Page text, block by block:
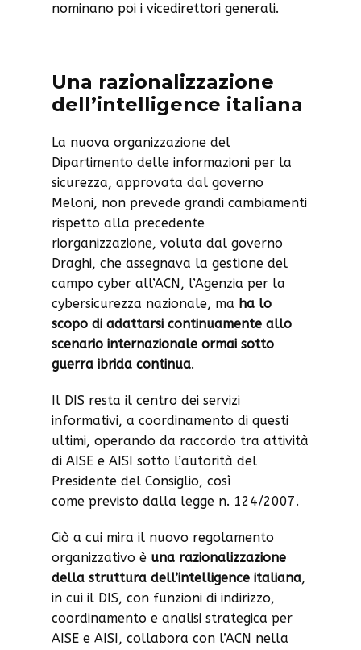
nominano poi i vicedirettori generali.
Una razionalizzazione
dell’intelligence italiana
La nuova organizzazione del
Dipartimento delle informazioni per la
sicurezza, approvata dal governo
Meloni, non prevede grandi cambiamenti
rispetto alla precedente
riorganizzazione, voluta dal governo
Draghi, che assegnava la gestione del
campo cyber all’ACN, l’Agenzia per la
cybersicurezza nazionale, ma ha lo
scopo di adattarsi continuamente allo
scenario internazionale ormai sotto
guerra ibrida continua.
Il DIS resta il centro dei servizi
informativi, a coordinamento di questi
ultimi, operando da raccordo tra attività
di AISE e AISI sotto l’autorità del
Presidente del Consiglio, così
come previsto dalla legge n. 124/2007.
Ciò a cui mira il nuovo regolamento
organizzativo è una razionalizzazione
della struttura dell’intelligence italiana,
in cui il DIS, con funzioni di indirizzo,
coordinamento e analisi strategica per
AISE e AISI, collabora con l’ACN nella